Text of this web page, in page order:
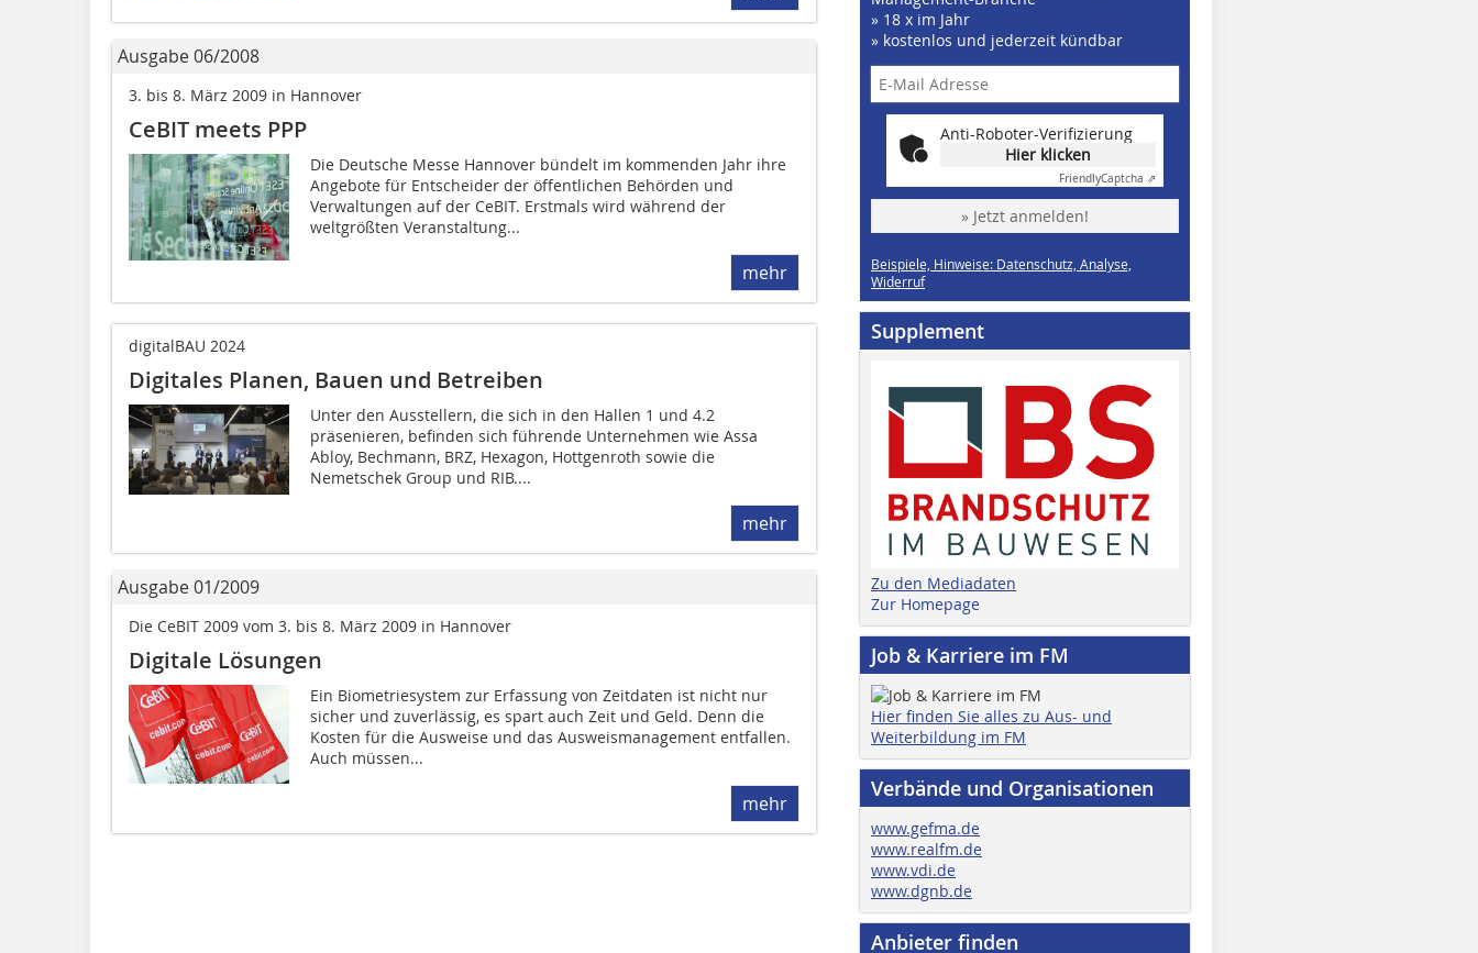
Ausgabe 06/2008
3. bis 8. März 2009 in Hannover
CeBIT meets PPP
Die Deutsche Messe Hannover bündelt im kommenden Jahr ihre
Angebote für Entscheider der öffentlichen Behörden und
Verwaltungen auf der CeBIT. Erstmals wird während der
weltgrößten Veranstaltung...
mehr
digitalBAU 2024
Digitales Planen, Bauen und Betreiben
Unter den Ausstellern, die sich in den Hallen 1 und 4.2
präsenieren, befinden sich führende Unternehmen wie Assa
Abloy, Bechmann, BRZ, Hexagon, Hottgenroth sowie die
Nemetschek Group und RIB....
mehr
Ausgabe 01/2009
Die CeBIT 2009 vom 3. bis 8. März 2009 in Hannover
Digitale Lösungen
Ein Biometriesystem zur Erfassung von Zeitdaten ist nicht nur
sicher und zuverlässig, es spart auch Zeit und Geld. Denn die
Kosten für die Ausweise und das Ausweismanagement entfallen.
Auch müssen...
mehr
» 18 x im Jahr
» kostenlos und jederzeit kündbar
Anti-Roboter-Verifizierung
Hier klicken
FriendlyCaptcha ⇗
» Jetzt anmelden!
Beispiele, Hinweise: Datenschutz, Analyse,
Widerruf
Supplement
Zu den Mediadaten
Zur Homepage
Job & Karriere im FM
Hier finden Sie alles zu Aus- und
Weiterbildung im FM
Verbände und Organisationen
www.gefma.de
www.realfm.de
www.vdi.de
www.dgnb.de
Anbieter finden